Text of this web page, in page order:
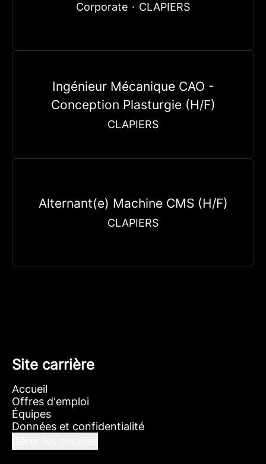
Corporate · CLAPIERS
Ingénieur Mécanique CAO -
Conception Plasturgie (H/F)
CLAPIERS
Alternant(e) Machine CMS (H/F)
CLAPIERS
Site carrière
Accueil
Offres d'emploi
Équipes
Données et confidentialité